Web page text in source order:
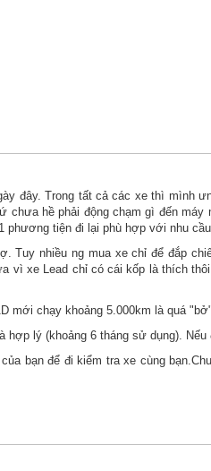
đây. Trong tất cả các xe thì mình
hề phải động chạm gì đến
tiện đi lại phù hợp với nhu
nhiều ng mua xe chỉ để đắp
xe Lead chỉ có cái kốp là thích
mới chạy khoảng 5.000km là quá
lý (khoảng 6 tháng sử dụng).
bạn để đi kiểm tra xe cùng